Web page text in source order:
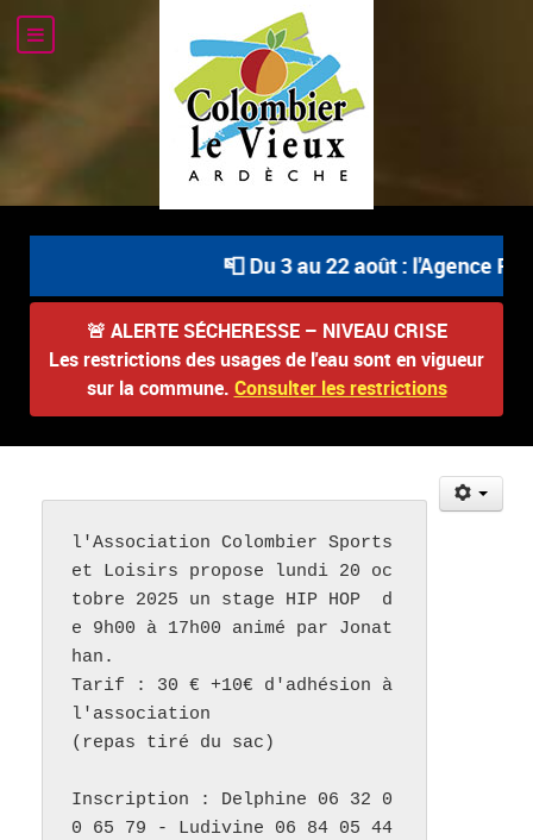
📮 Du 3 au 22 août : l'Agence
🚨 ALERTE SÉCHERESSE – NIVEAU CRISE
Les restrictions des usages de l'eau sont en vigueur
sur la commune. Consulter les restrictions
l'Association Colombier Sports
et Loisirs propose lundi 20 oc
tobre 2025 un stage HIP HOP  d
e 9h00 à 17h00 animé par Jonat
han.
Tarif : 30 € +10€ d'adhésion à
l'association
(repas tiré du sac)
Inscription : Delphine 06 32 0
0 65 79 - Ludivine 06 84 05 44